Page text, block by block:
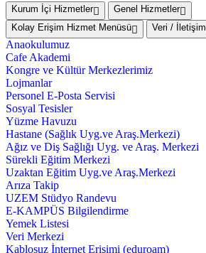
Kurum İçi Hizmetler
Genel Hizmetler
Kolay Erişim Hizmet Menüsü
Veri / İletişim
Anaokulumuz
Cafe Akademi
Kongre ve Kültür Merkezlerimiz
Lojmanlar
Personel E-Posta Servisi
Sosyal Tesisler
Yüzme Havuzu
Hastane (Sağlık Uyg.ve Araş.Merkezi)
Ağız ve Diş Sağlığı Uyg. ve Araş. Merkezi
Sürekli Eğitim Merkezi
Uzaktan Eğitim Uyg.ve Araş.Merkezi
Arıza Takip
UZEM Stüdyo Randevu
E-KAMPÜS Bilgilendirme
Yemek Listesi
Veri Merkezi
Kablosuz İnternet Erişimi (eduroam)